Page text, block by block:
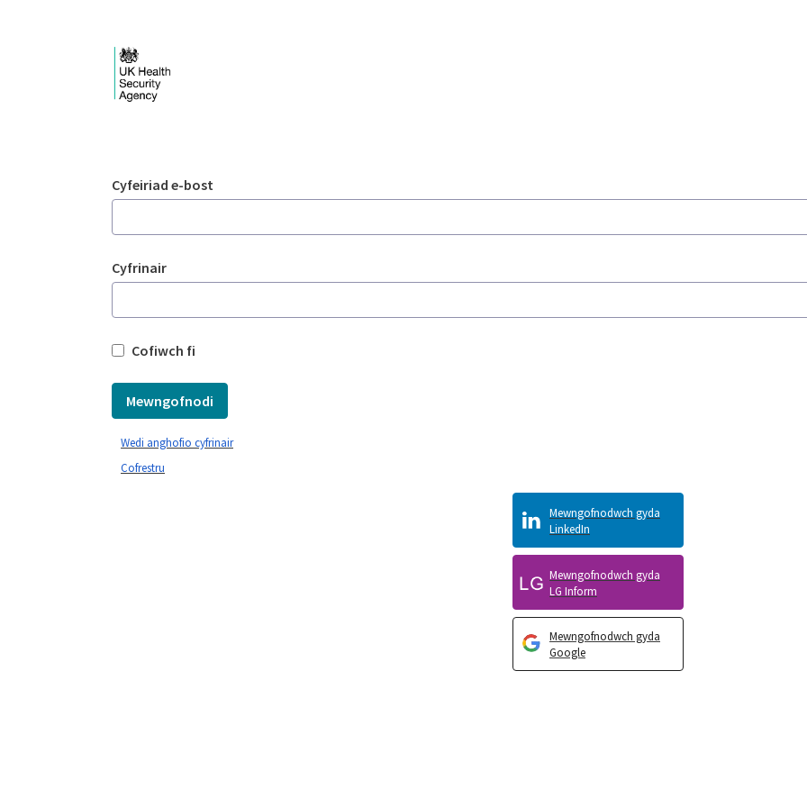
Mewngofnodi
Cyfeiriad e-bost
Cyfrinair
Cofiwch fi
Mewngofnodi
Mewngofnodwch gyda
Google
Mewngofnodwch gyda
LG Inform
Mewngofnodwch gyda
LinkedIn
Cofrestru
Wedi anghofio cyfrinair